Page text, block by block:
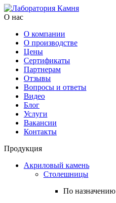
О нас
О компании
О производстве
Цены
Cертификаты
Партнерам
Отзывы
Вопросы и ответы
Видео
Блог
Услуги
Вакансии
Контакты
Продукция
Акриловый камень
Столешницы
По назначению